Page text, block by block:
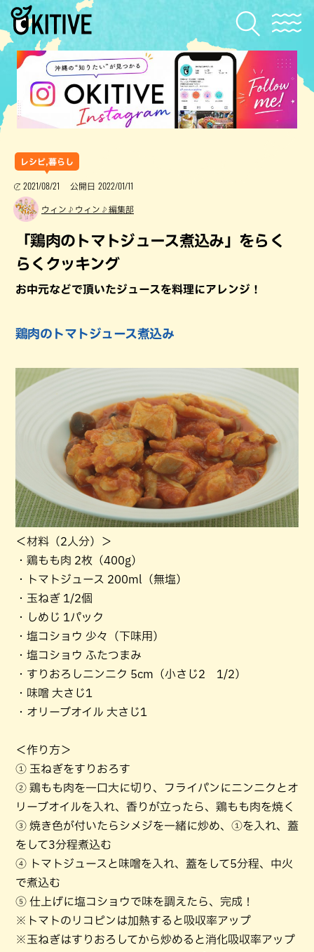
レシピ,暮らし
2021/08/21 公開日 2022/01/11
ウィン♪ウィン♪編集部
「鶏肉のトマトジュース煮込み」をらく
らくクッキング
お中元などで頂いたジュースを料理にアレンジ！
鶏肉のトマトジュース煮込み
＜材料（2人分）＞
・鶏もも肉 2枚（400g）
・トマトジュース 200ml（無塩）
・玉ねぎ 1/2個
・しめじ 1パック
・塩コショウ 少々（下味用）
・塩コショウ ふたつまみ
・すりおろしニンニク 5cm（小さじ2 1/2）
・味噌 大さじ1
・オリーブオイル 大さじ1
＜作り方＞
① 玉ねぎをすりおろす
② 鶏もも肉を一口大に切り、フライパンにニンニクとオ
リーブオイルを入れ、香りが立ったら、鶏もも肉を焼く
③ 焼き色が付いたらシメジを一緒に炒め、①を入れ、蓋
をして3分程煮込む
④ トマトジュースと味噌を入れ、蓋をして5分程、中火
で煮込む
⑤ 仕上げに塩コショウで味を調えたら、完成！
※トマトのリコピンは加熱すると吸収率アップ
※玉ねぎはすりおろしてから炒めると消化吸収率アップ